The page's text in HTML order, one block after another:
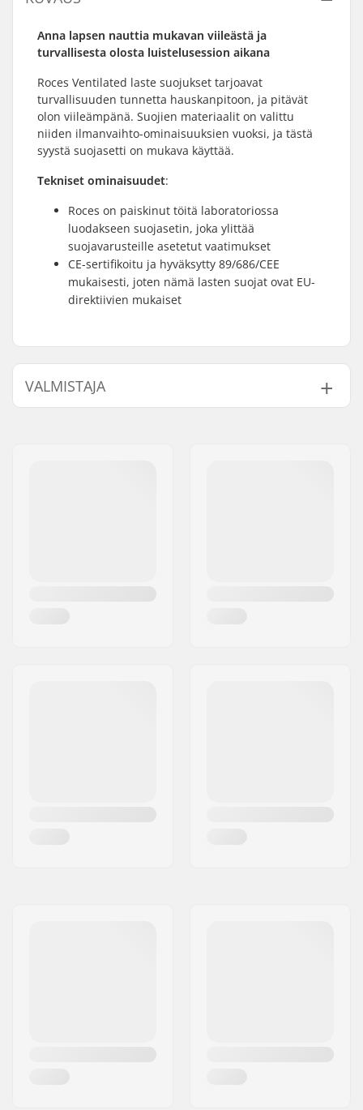
Anna lapsen nauttia mukavan viileästä ja
turvallisesta olosta luistelusession aikana
Roces Ventilated laste suojukset tarjoavat
turvallisuuden tunnetta hauskanpitoon, ja pitävät
olon viileämpänä. Suojien materiaalit on valittu
niiden ilmanvaihto-ominaisuuksien vuoksi, ja tästä
syystä suojasetti on mukava käyttää.
Tekniset ominaisuudet:
Roces on paiskinut töitä laboratoriossa
luodakseen suojasetin, joka ylittää
suojavarusteille asetetut vaatimukset
CE-sertifikoitu ja hyväksytty 89/686/CEE
mukaisesti, joten nämä lasten suojat ovat EU-
direktiivien mukaiset
VALMISTAJA